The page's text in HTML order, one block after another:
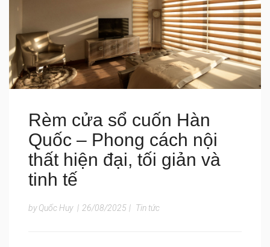
Rèm cửa sổ cuốn Hàn
Quốc – Phong cách nội
thất hiện đại, tối giản và
tinh tế
by Quốc Huy | 26/08/2025 | Tin tức